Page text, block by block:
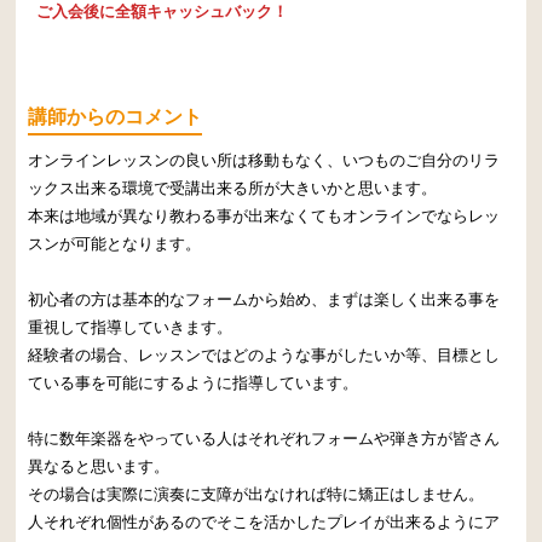
ご入会後に全額キャッシュバック！
講師からのコメント
オンラインレッスンの良い所は移動もなく、いつものご自分のリラ
ックス出来る環境で受講出来る所が大きいかと思います。
本来は地域が異なり教わる事が出来なくてもオンラインでならレッ
スンが可能となります。
初心者の方は基本的なフォームから始め、まずは楽しく出来る事を
重視して指導していきます。
経験者の場合、レッスンではどのような事がしたいか等、目標とし
ている事を可能にするように指導しています。
特に数年楽器をやっている人はそれぞれフォームや弾き方が皆さん
異なると思います。
その場合は実際に演奏に支障が出なければ特に矯正はしません。
人それぞれ個性があるのでそこを活かしたプレイが出来るようにア